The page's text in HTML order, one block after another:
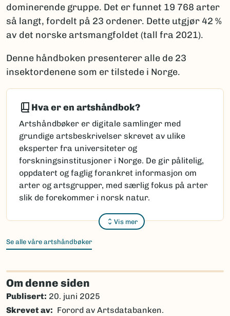
dominerende gruppe. Det er funnet 19 768 arter
så langt, fordelt på 23 ordener. Dette utgjør 42 %
av det norske artsmangfoldet (tall fra 2021).
Denne håndboken presenterer alle de 23
insektordenene som er tilstede i Norge.
Hva er en artshåndbok?
Artshåndbøker er digitale samlinger med
grundige artsbeskrivelser skrevet av ulike
eksperter fra universiteter og
forskningsinstitusjoner i Norge. De gir pålitelig,
oppdatert og faglig forankret informasjon om
arter og artsgrupper, med særlig fokus på arter
slik de forekommer i norsk natur.
Vis mer
Se alle våre artshåndbøker
Om denne siden
Publisert: 20. juni 2025
Skrevet av
Forord av Artsdatabanken.